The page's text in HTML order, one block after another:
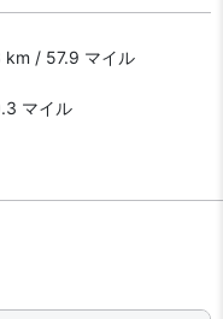
km / 57.9 マイル
マイル